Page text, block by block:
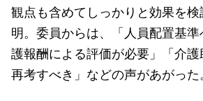
観点も含めてしっかりと効果を
明。委員からは、「人員配置基
護報酬による評価が必要」「介
再考すべき」などの声があがった。